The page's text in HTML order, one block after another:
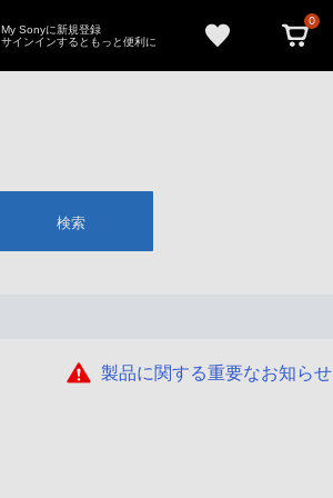
My Sonyに新規登録
サインインするともっと便利に
0
検索
製品に関する重要なお知らせ